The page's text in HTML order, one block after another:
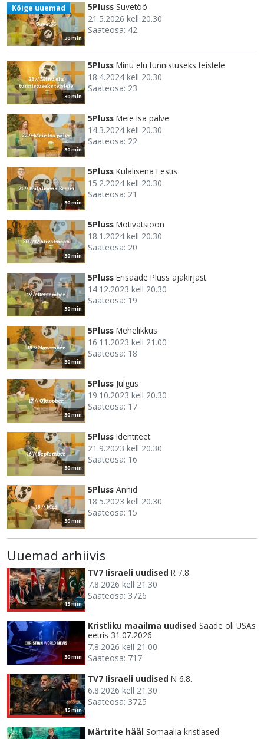
30 min
Kõige uuemad 5Pluss Suvetöö
21.5.2026 kell 20.30
Saateosa: 42
30 min
5Pluss Minu elu tunnistuseks teistele
18.4.2024 kell 20.30
Saateosa: 23
30 min
5Pluss Meie Isa palve
14.3.2024 kell 20.30
Saateosa: 22
30 min
5Pluss Külalisena Eestis
15.2.2024 kell 20.30
Saateosa: 21
30 min
5Pluss Motivatsioon
18.1.2024 kell 20.30
Saateosa: 20
30 min
5Pluss Erisaade Pluss ajakirjast
14.12.2023 kell 20.30
Saateosa: 19
30 min
5Pluss Mehelikkus
16.11.2023 kell 21.00
Saateosa: 18
30 min
5Pluss Julgus
19.10.2023 kell 20.30
Saateosa: 17
30 min
5Pluss Identiteet
21.9.2023 kell 20.30
Saateosa: 16
30 min
5Pluss Annid
18.5.2023 kell 20.30
Saateosa: 15
Uuemad arhiivis
15 min
TV7 Iisraeli uudised R 7.8.
7.8.2026 kell 21.30
Saateosa: 3726
30 min
Kristliku maailma uudised Saade oli USAs
eetris 31.07.2026
7.8.2026 kell 21.00
Saateosa: 717
15 min
TV7 Iisraeli uudised N 6.8.
6.8.2026 kell 21.30
Saateosa: 3725
Märtrite hääl Somaalia kristlased